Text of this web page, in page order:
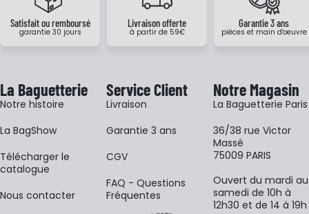
Satisfait ou remboursé
garantie 30 jours
Livraison offerte
à partir de 59€
Garantie 3 ans
pièces et main d'oeuvre
La Baguetterie
Notre histoire
La BagShow
​Télécharger le
catalogue
Nous contacter
Service Client
Livraison
Garantie 3 ans
CGV
FAQ - Questions
Fréquentes
Notre Magasin
La Baguetterie Paris
36/38 rue Victor
Massé
75009 PARIS
Ouvert du mardi au
samedi de 10h à
12h30 et de 14 à 19h